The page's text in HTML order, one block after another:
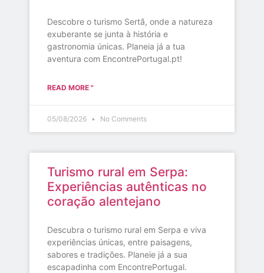
Descobre o turismo Sertã, onde a natureza
exuberante se junta à história e
gastronomia únicas. Planeia já a tua
aventura com EncontrePortugal.pt!
READ MORE "
05/08/2026 No Comments
Turismo rural em Serpa:
Experiências autênticas no
coração alentejano
Descubra o turismo rural em Serpa e viva
experiências únicas, entre paisagens,
sabores e tradições. Planeie já a sua
escapadinha com EncontrePortugal.